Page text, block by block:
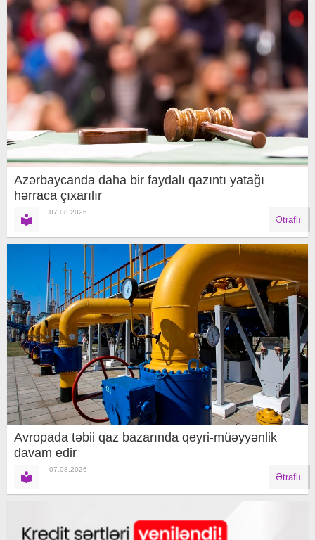
Azərbaycanda daha bir faydalı qazıntı yatağı
hərraca çıxarılır
07.08.2026
Ətraflı
Avropada təbii qaz bazarında qeyri-müəyyənlik
davam edir
07.08.2026
Ətraflı